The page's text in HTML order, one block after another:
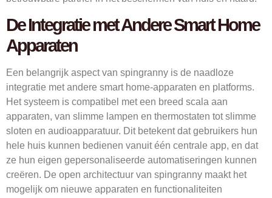
De Integratie met Andere Smart Home
Apparaten
Een belangrijk aspect van spingranny is de naadloze
integratie met andere smart home-apparaten en platforms.
Het systeem is compatibel met een breed scala aan
apparaten, van slimme lampen en thermostaten tot slimme
sloten en audioapparatuur. Dit betekent dat gebruikers hun
hele huis kunnen bedienen vanuit één centrale app, en dat
ze hun eigen gepersonaliseerde automatiseringen kunnen
creëren. De open architectuur van spingranny maakt het
mogelijk om nieuwe apparaten en functionaliteiten